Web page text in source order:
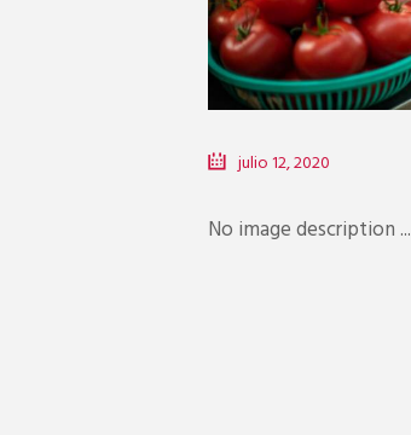
julio 12, 2020
No image description ...